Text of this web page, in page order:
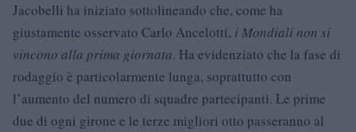
Jacobelli ha iniziato sottolineando che, come ha
giustamente osservato Carlo Ancelotti, i Mondiali non si
vincono alla prima giornata. Ha evidenziato che la fase di
rodaggio è particolarmente lunga, soprattutto con
l’aumento del numero di squadre partecipanti. Le prime
due di ogni girone e le terze migliori otto passeranno al